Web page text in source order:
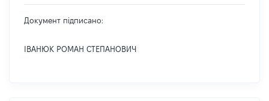
Документ підписано:
ІВАНЮК РОМАН СТЕПАНОВИЧ